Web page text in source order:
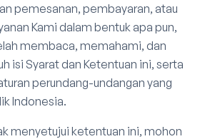
pemesanan, pembayaran, atau
Kami dalam bentuk apa pun,
membaca, memahami, dan
isi Syarat dan Ketentuan ini, serta
perundang-undangan yang
Indonesia.
menyetujui ketentuan ini, mohon